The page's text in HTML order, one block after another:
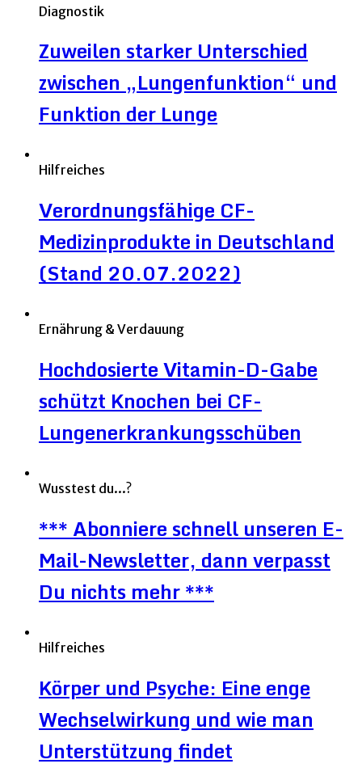
Diagnostik
Zuweilen starker Unterschied
zwischen „Lungenfunktion“ und
Funktion der Lunge
Hilfreiches
Verordnungsfähige CF-
Medizinprodukte in Deutschland
(Stand 20.07.2022)
Ernährung & Verdauung
Hochdosierte Vitamin-D-Gabe
schützt Knochen bei CF-
Lungenerkrankungsschüben
Wusstest du...?
*** Abonniere schnell unseren E-
Mail-Newsletter, dann verpasst
Du nichts mehr ***
Hilfreiches
Körper und Psyche: Eine enge
Wechselwirkung und wie man
Unterstützung findet